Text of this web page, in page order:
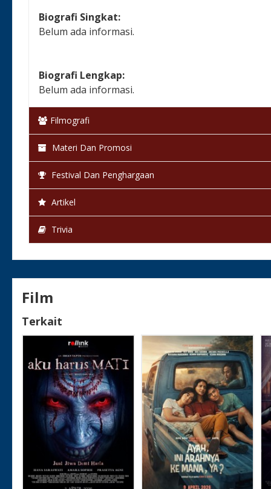
Biografi Singkat:
Belum ada informasi.
Biografi Lengkap:
Belum ada informasi.
Filmografi
Materi Dan Promosi
Festival Dan Penghargaan
Artikel
Trivia
Film
Terkait